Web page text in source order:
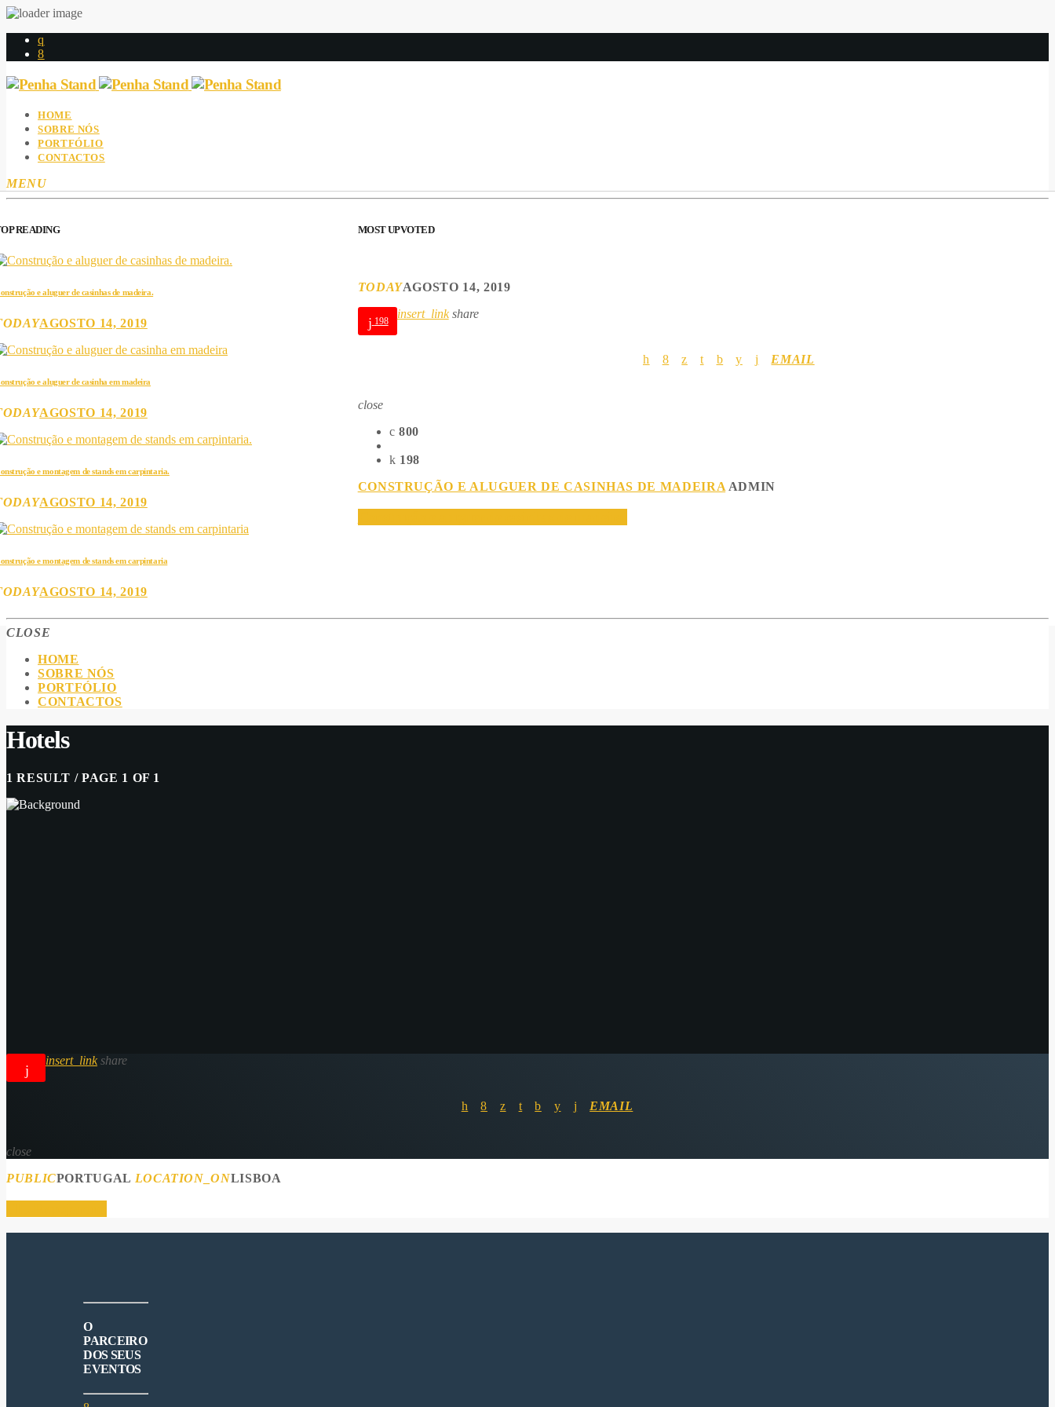
HOME
SOBRE NÓS
PORTFÓLIO
CONTACTOS
MENU
READING
e aluguer de casinhas de madeira.
AGOSTO 14, 2019
e aluguer de casinha em madeira
AGOSTO 14, 2019
e montagem de stands em carpintaria.
AGOSTO 14, 2019
e montagem de stands em carpintaria
AGOSTO 14, 2019
MOST UPVOTED
TODAYAGOSTO 14, 2019
198
insert_link share
EMAIL
close
800
198
CONSTRUÇÃO E ALUGUER DE CASINHAS DE MADEIRA ADMIN
CLOSE
HOME
SOBRE NÓS
PORTFÓLIO
CONTACTOS
Hotels
1 RESULT / PAGE 1 OF 1
insert_link share
EMAIL
close
PUBLICPORTUGAL LOCATION_ONLISBOA
O
PARCEIRO
DOS SEUS
EVENTOS